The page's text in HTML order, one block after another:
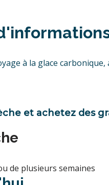
à la glace
et achetez des
de plusieurs semaines